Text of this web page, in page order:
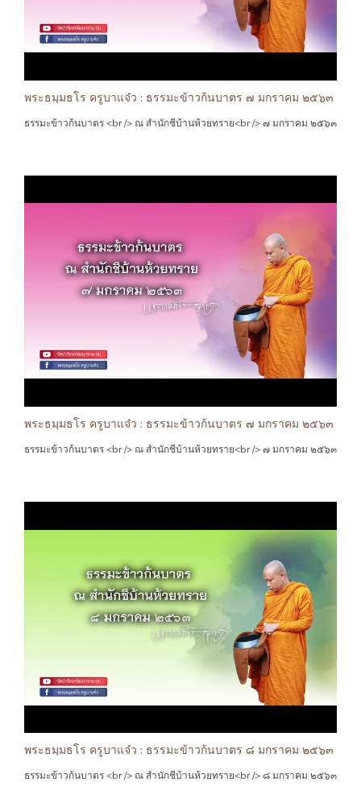
พระธมฺมธโร ครูบาแจ๋ว : ธรรมะข้าวก้นบาตร ๗ มกราคม ๒๕๖๓
ธรรมะข้าวก้นบาตร <br /> ณ สำนักชีบ้านห้วยทราย<br /> ๗ มกราคม ๒๕๖๓
พระธมฺมธโร ครูบาแจ๋ว : ธรรมะข้าวก้นบาตร ๗ มกราคม ๒๕๖๓
ธรรมะข้าวก้นบาตร <br /> ณ สำนักชีบ้านห้วยทราย<br /> ๗ มกราคม ๒๕๖๓
พระธมฺมธโร ครูบาแจ๋ว : ธรรมะข้าวก้นบาตร ๘ มกราคม ๒๕๖๓
ธรรมะข้าวก้นบาตร <br /> ณ สำนักชีบ้านห้วยทราย<br /> ๘ มกราคม ๒๕๖๓